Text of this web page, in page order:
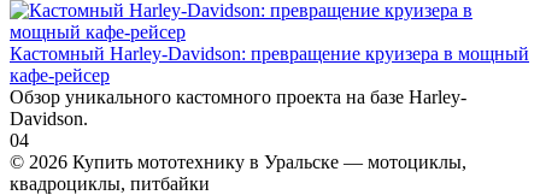
Кастомный Harley-Davidson: превращение круизера в мощный
кафе-рейсер
Обзор уникального кастомного проекта на базе Harley-
Davidson.
04
© 2026 Купить мототехнику в Уральске — мотоциклы,
квадроциклы, питбайки